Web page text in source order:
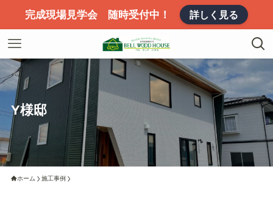
完成現場見学会 随時受付中！ 詳しく見る
Y様邸
ホーム 施工事例